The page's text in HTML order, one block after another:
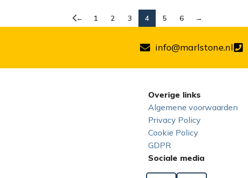
← 1 2 3 4 5 6 →
info@marlstone.nl
Overige links
Algemene voorwaarden
Privacy Policy
Cookie Policy
GDPR
Sociale media